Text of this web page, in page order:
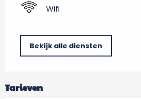
Wifi
Bekijk alle diensten
Tarieven